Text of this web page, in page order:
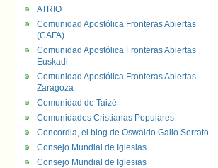
ATRIO
Comunidad Apostólica Fronteras Abiertas
(CAFA)
Comunidad Apostólica Fronteras Abiertas
Euskadi
Comunidad Apostólica Fronteras Abiertas
Zaragoza
Comunidad de Taizé
Comunidades Cristianas Populares
Concordia, el blog de Oswaldo Gallo Serrato
Consejo Mundial de Iglesias
Consejo Mundial de Iglesias